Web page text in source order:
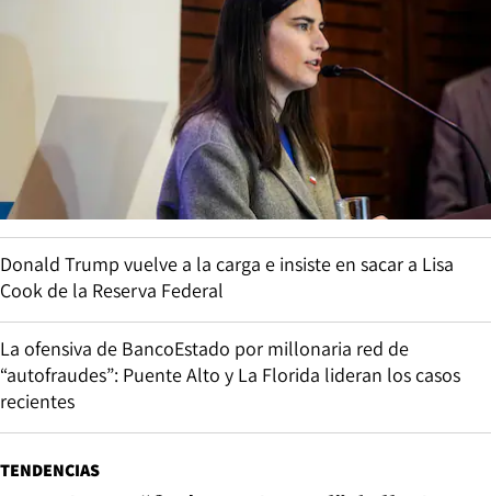
Donald Trump vuelve a la carga e insiste en sacar a Lisa
Cook de la Reserva Federal
La ofensiva de BancoEstado por millonaria red de
“autofraudes”: Puente Alto y La Florida lideran los casos
recientes
TENDENCIAS